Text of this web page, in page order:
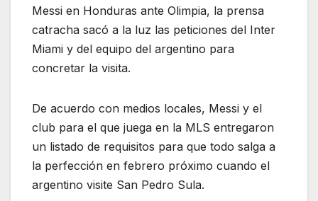
Messi en Honduras ante Olimpia, la prensa
catracha sacó a la luz las peticiones del Inter
Miami y del equipo del argentino para
concretar la visita.
De acuerdo con medios locales, Messi y el
club para el que juega en la MLS entregaron
un listado de requisitos para que todo salga a
la perfección en febrero próximo cuando el
argentino visite San Pedro Sula.